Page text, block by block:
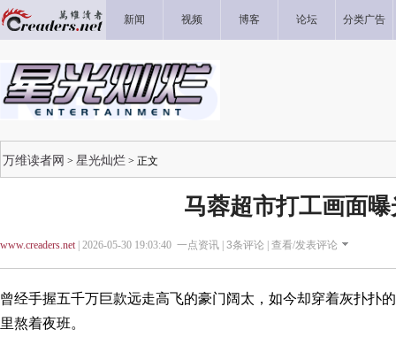
新闻 视频 博客 论坛 分类广告
万维读者网 > 星光灿烂 > 正文
马蓉超市打工画面曝
www.creaders.net| 2026-05-30 19:03:40 一点资讯 | 3条评论 | 查看/发表评论
曾经手握五千万巨款远走高飞的豪门阔太，如今却穿着灰扑扑
里熬着夜班。